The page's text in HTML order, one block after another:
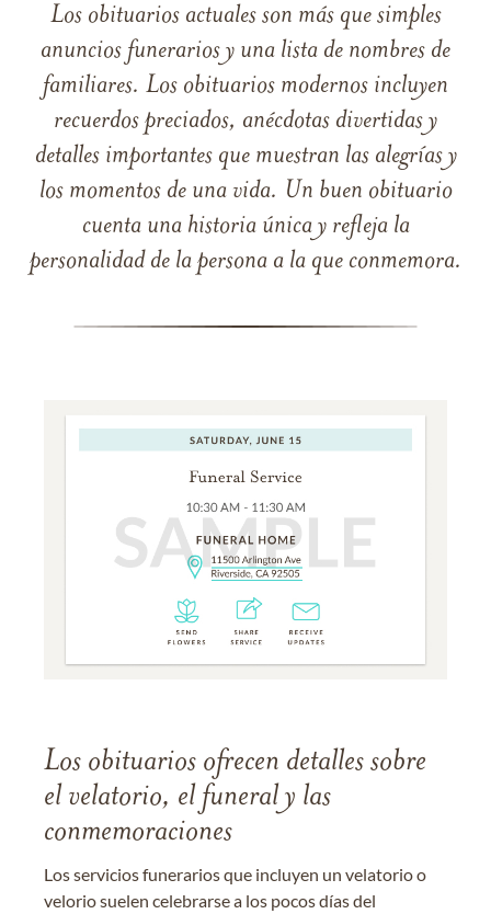
Los obituarios actuales son más que simples
anuncios funerarios y una lista de nombres de
familiares. Los obituarios modernos incluyen
recuerdos preciados, anécdotas divertidas y
detalles importantes que muestran las alegrías y
los momentos de una vida. Un buen obituario
cuenta una historia única y refleja la
personalidad de la persona a la que conmemora.
Los obituarios ofrecen detalles sobre
el velatorio, el funeral y las
conmemoraciones
Los servicios funerarios que incluyen un velatorio o
velorio suelen celebrarse a los pocos días del